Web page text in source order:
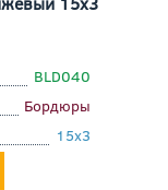
BLD040
Бордюры
15x3